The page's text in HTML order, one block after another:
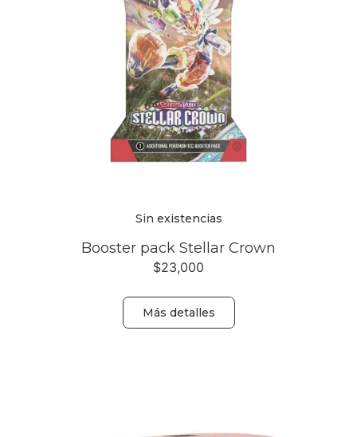
Sin existencias
Booster pack Stellar Crown
$23,000
Más detalles